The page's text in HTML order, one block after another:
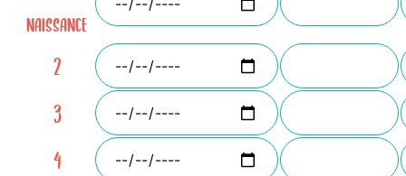
naissance
2
3
4